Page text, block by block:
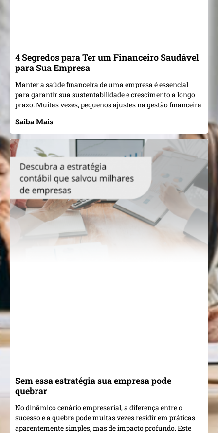
4 Segredos para Ter um Financeiro Saudável
para Sua Empresa
Manter a saúde financeira de uma empresa é essencial
para garantir sua sustentabilidade e crescimento a longo
prazo. Muitas vezes, pequenos ajustes na gestão financeira
Saiba Mais
Sem essa estratégia sua empresa pode
quebrar
No dinâmico cenário empresarial, a diferença entre o
sucesso e a quebra pode muitas vezes residir em práticas
aparentemente simples, mas de impacto profundo. Este